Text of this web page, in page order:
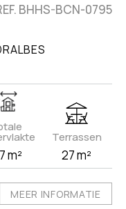
BHHS-BCN-0795
m²
Terrassen
27 m²
MEER INFORMATIE